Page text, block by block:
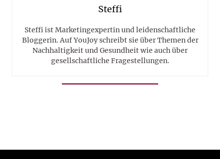
Steffi
Steffi ist Marketingexpertin und leidenschaftliche
Bloggerin. Auf YouJoy schreibt sie über Themen der
Nachhaltigkeit und Gesundheit wie auch über
gesellschaftliche Fragestellungen.